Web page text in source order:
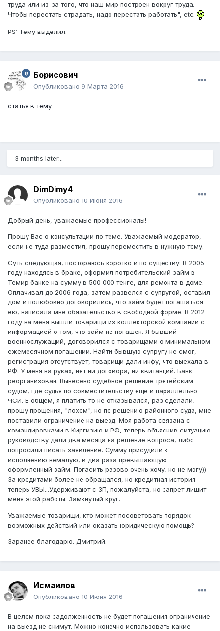
труда или из-за того, что наш мир построен вокруг труда.
Чтобы перестать страдать, надо перестать работать", etc.
PS: Тему выделил.
Борисович
Опубликовано 9 Марта 2016
статья в тему
3 months later...
DimDimy4
Опубликовано 10 Июня 2016
Добрый день, уважаемые профессионалы!
Прошу Вас о консультации по теме. Уважаемый модератор,
если не туда разместил, прошу переместить в нужную тему.
Суть следующая, постораюсь коротко и по существу: В 2005
году находясь в браке, оформил потребительский займ в
Темир банке на сумму в 500 000 тенге, для ремонта в доме.
Оплачивал до 2006 года, затем развелся с супругой, оставил
дом и полюбовно договорились, что займ будет погашаться
ею, написала мне обязательство в свободной форме. В 2012
году на меня вышли товарищи из коллекторской компании с
информацией о том, что займ не погашен. Я бывший
военнослужащий, договорился с товарищами о минимальном
ежемесячном погашении. Найти бывшую супругу не смог,
регистрация отсутствует, товарищи дали инфу, что выехала в
РФ. У меня на руках, нет ни договора, ни квитанций. Банк
реорганизован. Вынесено судебное решение третейским
судом, где судья по совместительству еще и параллельно
ЧСИ. В общем, я платить то не отказывался, раз сделали,
прошу прощения, "лохом", но по решению районного суда, мне
поставили ограничение на выезд. Моя работа связана с
командировками в Киргизию и РФ, теперь объяснив ситуацию
руководству дали два месяца на решение вопроса, либо
попросили писать заявление. Сумму присудили к
исполнению немалую, в два раза превышающую
оформленный займ. Погасить разово очень хочу, но не могу))
За кредитами более не обращался, но кредитная история
теперь УВЫ...Удерживают с ЗП, пожалуйста, но запрет лишит
меня этой работы. Замкнутый круг.
Уважаемые товарищи, кто может посоветовать порядок
возможных действий или оказать юридическую помощь?
Заранее благодарю. Дмитрий.
Исмаилов
Опубликовано 10 Июня 2016
В целом пока задолженность не будет погашения ограничение
на выезд не снимут. Можно конечно использовать какие-